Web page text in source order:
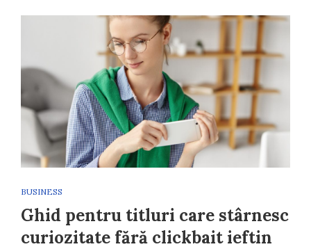
BUSINESS
Ghid pentru titluri care stârnesc
curiozitate fără clickbait ieftin